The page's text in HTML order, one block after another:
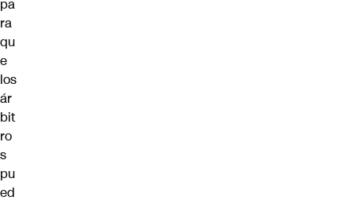
pa
ra
qu
e
los
ár
bit
ro
s
pu
ed